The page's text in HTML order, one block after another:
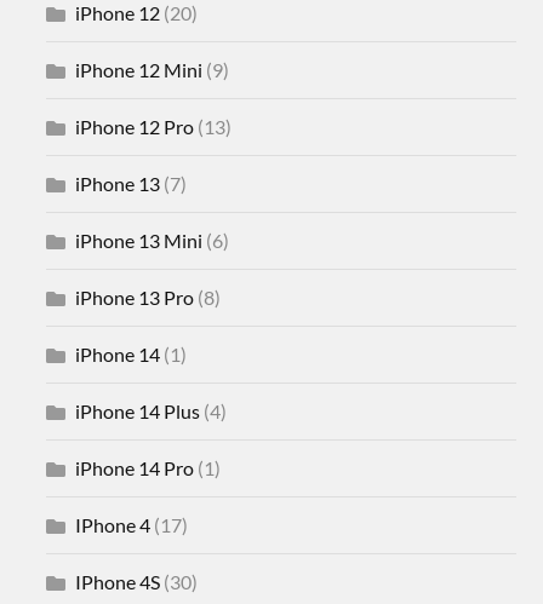
iPhone 12 (20)
iPhone 12 Mini (9)
iPhone 12 Pro (13)
iPhone 13 (7)
iPhone 13 Mini (6)
iPhone 13 Pro (8)
iPhone 14 (1)
iPhone 14 Plus (4)
iPhone 14 Pro (1)
IPhone 4 (17)
IPhone 4S (30)